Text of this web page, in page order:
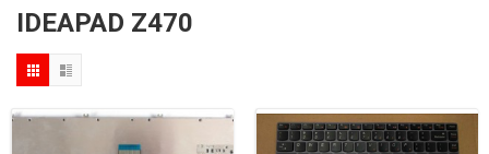
IDEAPAD Z470